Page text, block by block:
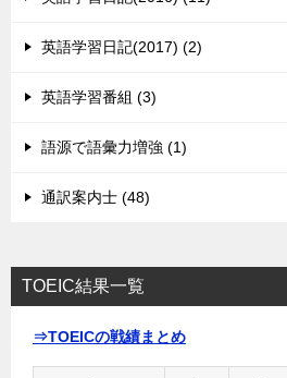
英語学習日記(2017) (2)
英語学習番組 (3)
語源で語彙力増強 (1)
通訳案内士 (48)
TOEIC結果一覧
⇒TOEICの戦績まとめ